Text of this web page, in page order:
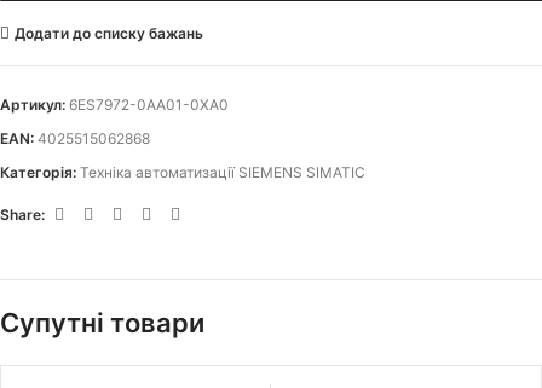
Додати до списку бажань
EAN: 4025515062868
Артикул: 6ES7972-0AA01-0XA0
Категорія: Техніка автоматизації SIEMENS SIMATIC
Share:
Супутні товари